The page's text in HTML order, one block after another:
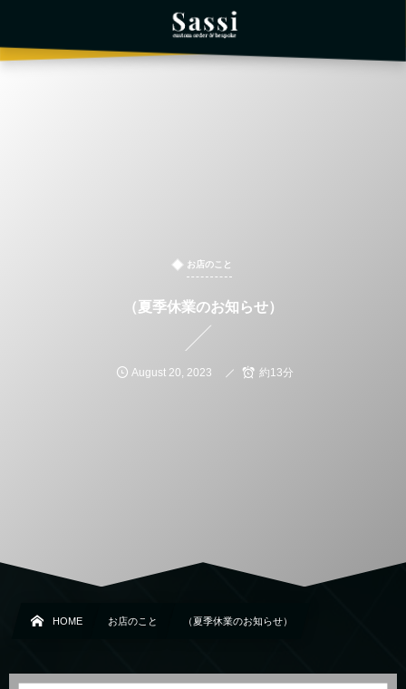
お店のこと
（夏季休業のお知らせ）
August 20 2023 約13分
HOME お店のこと （夏季休業のお知らせ）